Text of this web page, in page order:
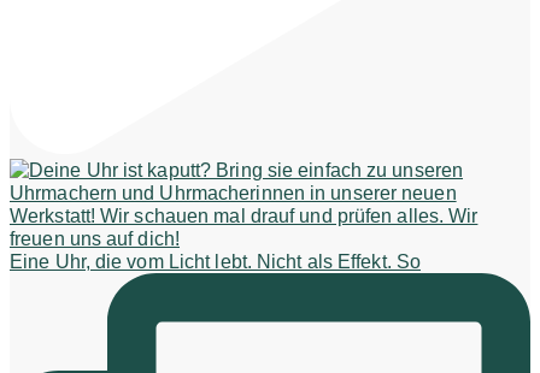
Eine Uhr, die vom Licht lebt. Nicht als Effekt. So